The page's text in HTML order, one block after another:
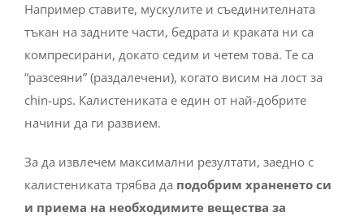
Например ставите, мускулите и съединителната
тъкан на задните части, бедрата и краката ни са
компресирани, докато седим и четем това. Те са
“разсеяни” (раздалечени), когато висим на лост за
chin-ups. Калистениката е един от най-добрите
начини да ги развием.
За да извлечем максимални резултати, заедно с
калистениката трябва да подобрим храненето си
и приема на необходимите вещества за